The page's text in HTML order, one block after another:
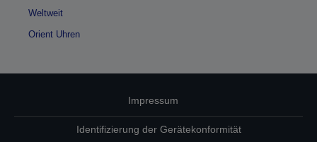
Weltweit
Orient Uhren
Impressum
Identifizierung der Gerätekonformität